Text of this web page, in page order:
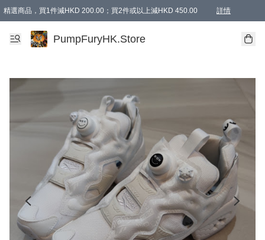
精選商品，買1件減HKD 200.00；買2件或以上減HKD 450.00 詳情
AAPE商品,會員專享9折或以上（按會員等級）AAPE products, members can
精選商品，任選買2件或以上減HKD 100.00
購物滿 HKD 800.00即享免運費優惠！（適用於 特定的送貨方式 )
PumpFuryHK.Store